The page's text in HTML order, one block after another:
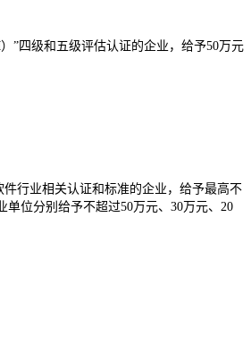
”四级和五级评估认证的企业，给予50万元
行业相关认证和标准的企业，给予最高不
位分别给予不超过50万元、30万元、20